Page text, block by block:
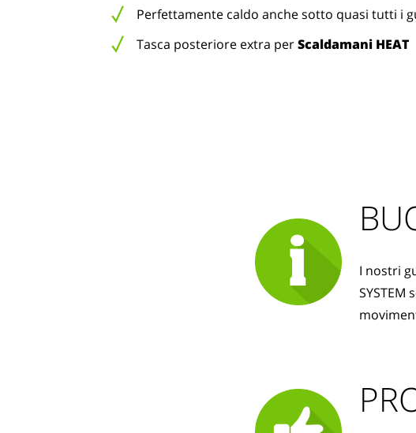
Perfettamente caldo anche sotto quasi tutti i
Tasca posteriore extra perScaldamani HEAT
I nostri